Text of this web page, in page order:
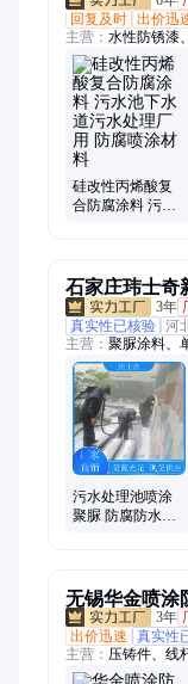
回复及时 出价迅
主营： 水性防锈漆
水性漆、隔音吸音
水、路桥防水、背
防水
硅改性丙烯酸复
合防腐涂料 污水
石家庄玮士奇
3年
真实性已核验 河
主营： 聚脲涂料、
料、屋顶喷涂聚脲
料、喷涂聚脲涂料
料、聚脲防腐涂
脲
污水处理池喷涂
聚脲 防腐防水涂
无锡华金喷涂
3年
出价迅速
真实性
主营： 压铸件、线
门架、钢结构、